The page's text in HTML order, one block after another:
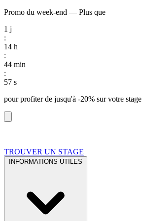
Promo du week-end — Plus que
1 j
:
14 h
:
44 min
:
57 s
pour profiter de jusqu'à -20% sur votre stage
TROUVER UN STAGE
INFORMATIONS UTILES